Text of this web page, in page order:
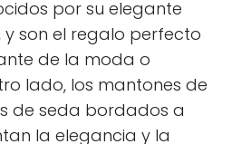
por su elegante
y son el regalo perfecto
de la moda o
lado, los mantones de
de seda bordados a
la elegancia y la